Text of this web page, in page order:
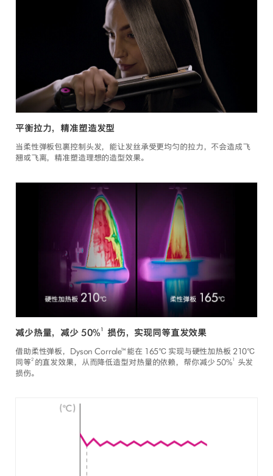
平衡拉力，精准塑造发型
当柔性弹板包裹控制头发，能让发丝承受更均匀的拉力，不会造成飞
翘或飞离，精准塑造理想的造型效果。
减少热量，减少 50%1 损伤，实现同等直发效果
借助柔性弹板，Dyson Corrale™能在 165℃ 实现与硬性加热板 210℃
同等2 的直发效果，从而降低造型对热量的依赖，帮你减少 50%1
头发
损伤。